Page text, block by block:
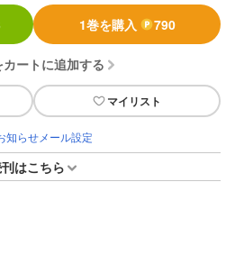
1巻を購入 790
カートに追加する
マイリスト
知らせメール設定
はこちら